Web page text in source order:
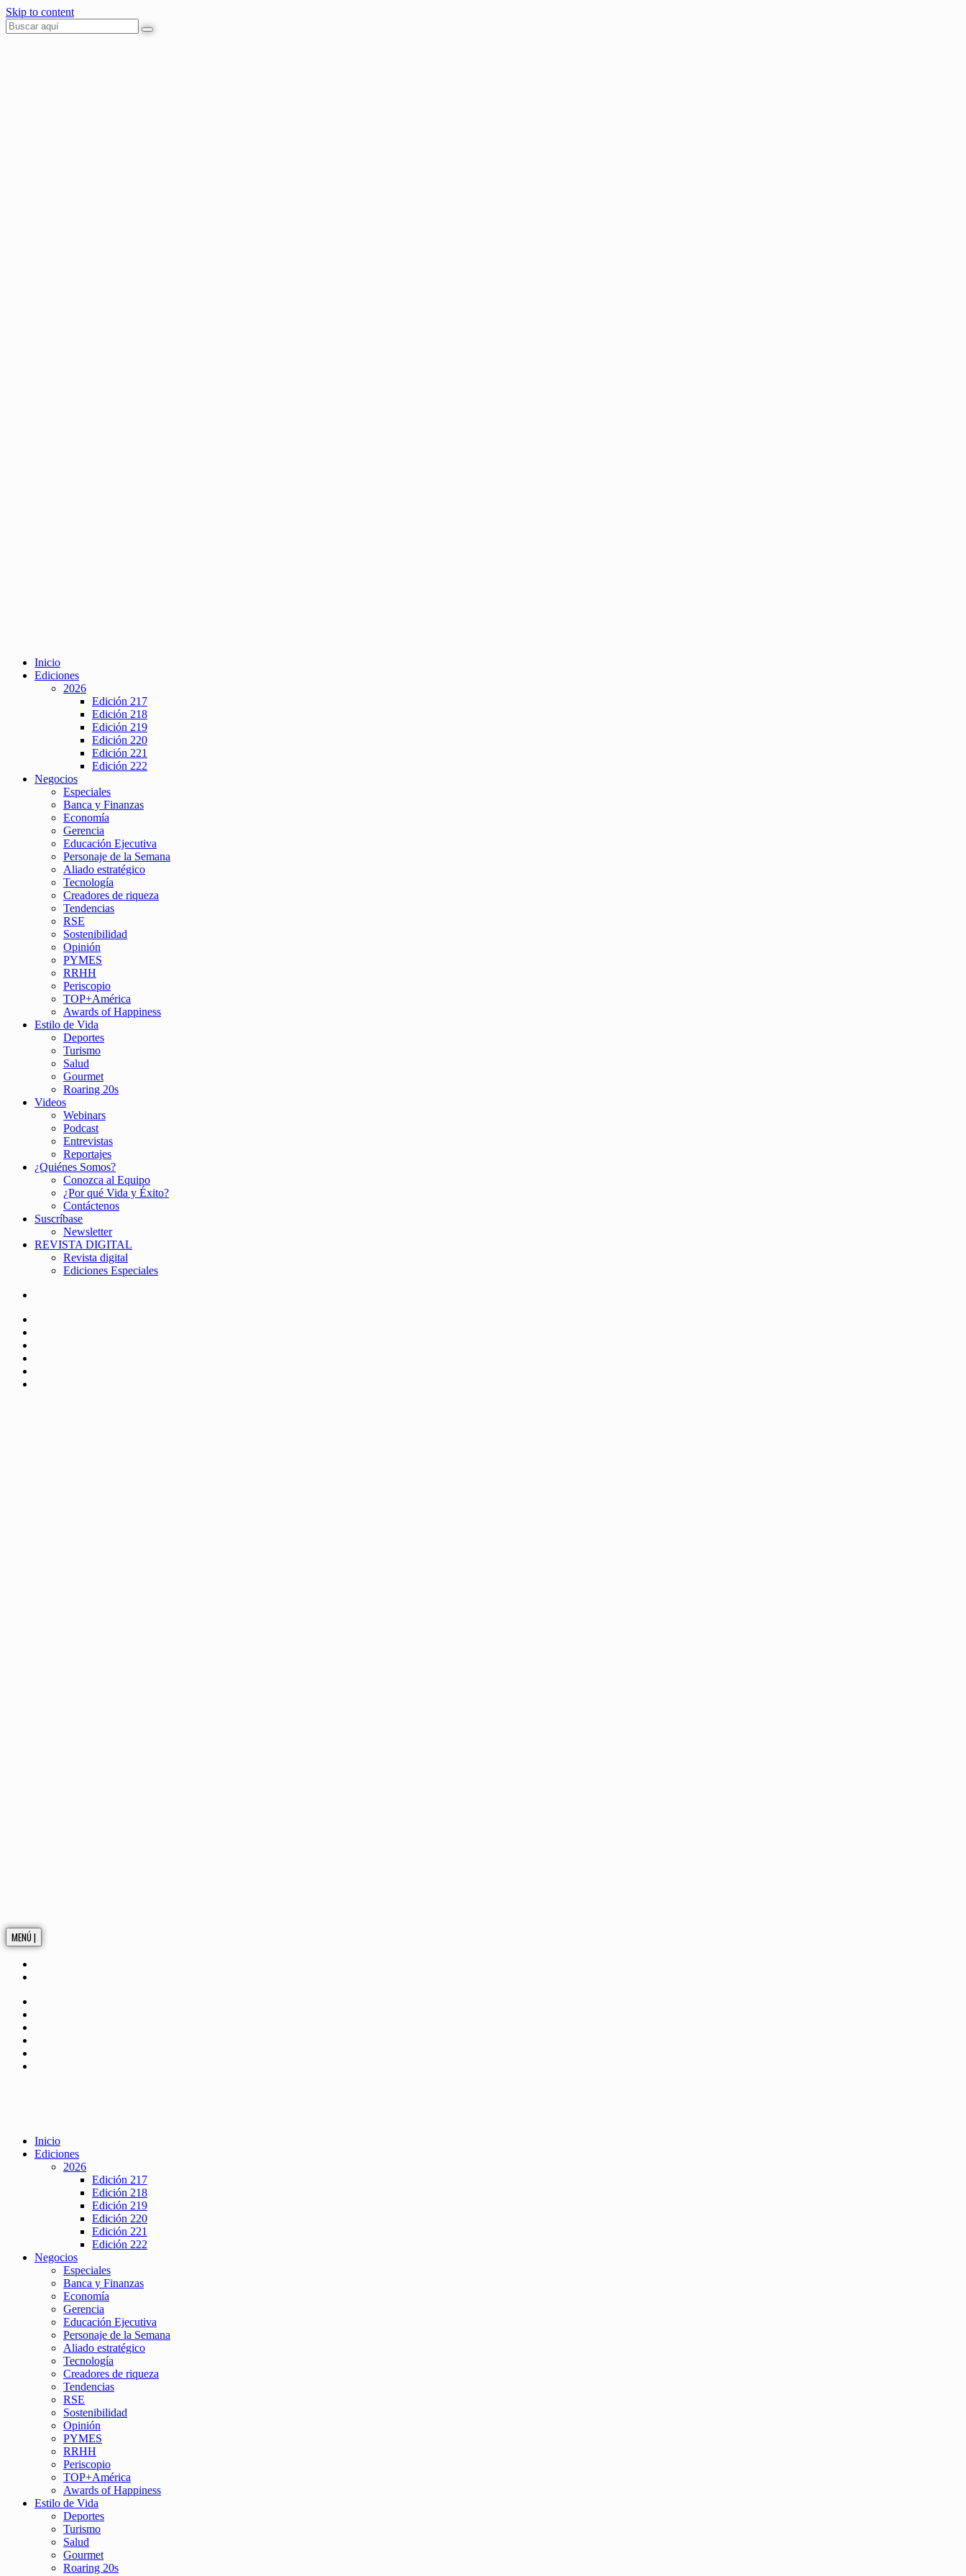
Skip to content
Inicio
Ediciones
2026
Edición 217
Edición 218
Edición 219
Edición 220
Edición 221
Edición 222
Negocios
Especiales
Banca y Finanzas
Economía
Gerencia
Educación Ejecutiva
Personaje de la Semana
Aliado estratégico
Tecnología
Creadores de riqueza
Tendencias
RSE
Sostenibilidad
Opinión
PYMES
RRHH
Periscopio
TOP+América
Awards of Happiness
Estilo de Vida
Deportes
Turismo
Salud
Gourmet
Roaring 20s
Videos
Webinars
Podcast
Entrevistas
Reportajes
¿Quiénes Somos?
Conozca al Equipo
¿Por qué Vida y Éxito?
Contáctenos
Suscríbase
Newsletter
REVISTA DIGITAL
Revista digital
Ediciones Especiales
MENÚ |
Inicio
Ediciones
2026
Edición 217
Edición 218
Edición 219
Edición 220
Edición 221
Edición 222
Negocios
Especiales
Banca y Finanzas
Economía
Gerencia
Educación Ejecutiva
Personaje de la Semana
Aliado estratégico
Tecnología
Creadores de riqueza
Tendencias
RSE
Sostenibilidad
Opinión
PYMES
RRHH
Periscopio
TOP+América
Awards of Happiness
Estilo de Vida
Deportes
Turismo
Salud
Gourmet
Roaring 20s